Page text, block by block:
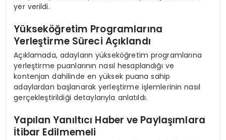
yer verildi.
Yükseköğretim Programlarına
Yerleştirme Süreci Açıklandı
Açıklamada, adayların yükseköğretim programlarına
yerleştirme puanlarının nasıl hesaplandığı ve
kontenjan dahilinde en yüksek puana sahip
adaylardan başlanarak yerleştirme işlemlerinin nasıl
gerçekleştirildiği detaylarıyla anlatıldı.
Yapılan Yanıltıcı Haber ve Paylaşımlara
İtibar Edilmemeli